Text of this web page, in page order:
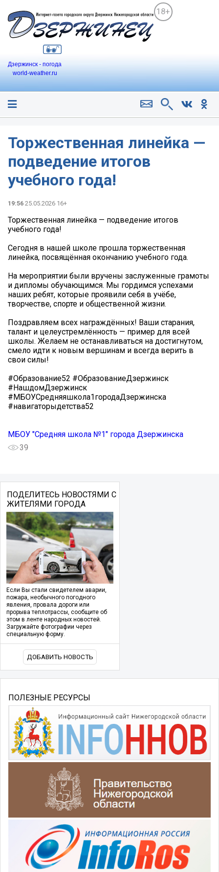
18+
Дзержинск - погода
world-weather.ru
Торжественная линейка —
подведение итогов
учебного года!
19:56 25.05.2026 16+
Торжественная линейка — подведение итогов
учебного года!
Сегодня в нашей школе прошла торжественная
линейка, посвящённая окончанию учебного года.
На мероприятии были вручены заслуженные грамоты
и дипломы обучающимся. Мы гордимся успехами
наших ребят, которые проявили себя в учёбе,
творчестве, спорте и общественной жизни.
Поздравляем всех награждённых! Ваши старания,
талант и целеустремлённость — пример для всей
школы. Желаем не останавливаться на достигнутом,
смело идти к новым вершинам и всегда верить в
свои силы!
#Образование52 #ОбразованиеДзержинск
#НашдомДзержинск
#МБОУСредняяшкола1городаДзержинска
#навигаторыдетства52
МБОУ "Средняя школа №1" города Дзержинска
39
ПОДЕЛИТЕСЬ НОВОСТЯМИ С
ЖИТЕЛЯМИ ГОРОДА
Если Вы стали свидетелем аварии,
пожара, необычного погодного
явления, провала дороги или
прорыва теплотрассы, сообщите об
этом в ленте народных новостей.
Загружайте фотографии через
специальную форму.
ДОБАВИТЬ НОВОСТЬ
ПОЛЕЗНЫЕ РЕСУРСЫ